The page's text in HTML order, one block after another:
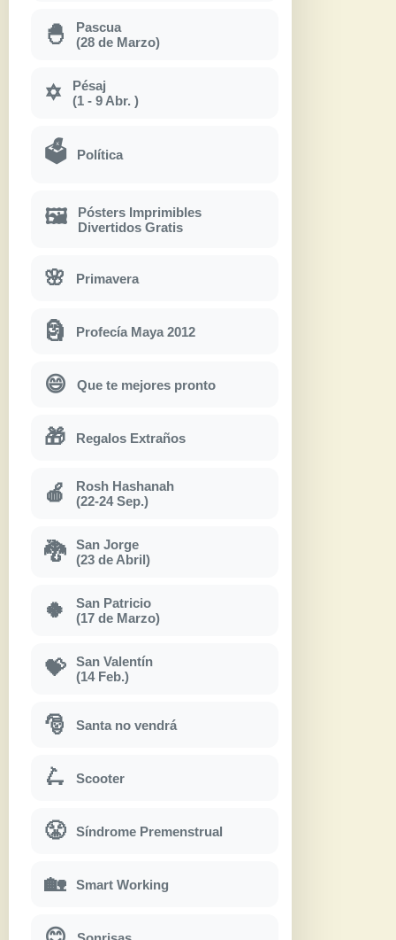
🐣
Pascua
(28 de Marzo)
✡
Pésaj
(1 - 9 Abr. )
🗳 Política
🖼
Pósters Imprimibles
Divertidos Gratis
🌸 Primavera
🗿 Profecía Maya 2012
😄 Que te mejores pronto
🎁 Regalos Extraños
🍎
Rosh Hashanah
(22-24 Sep.)
🐉
San Jorge
(23 de Abril)
🍀
San Patricio
(17 de Marzo)
💝
San Valentín
(14 Feb.)
🎅 Santa no vendrá
🛴 Scooter
😤 Síndrome Premenstrual
🏡 Smart Working